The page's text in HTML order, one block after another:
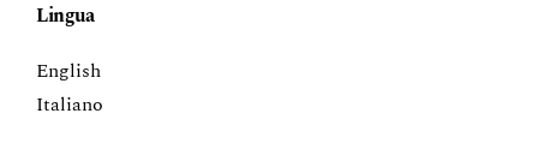
Lingua
English
Italiano